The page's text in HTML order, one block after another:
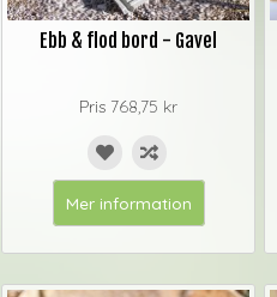
Ebb & flod bord - Gavel
Pris 768,75 kr
Mer information